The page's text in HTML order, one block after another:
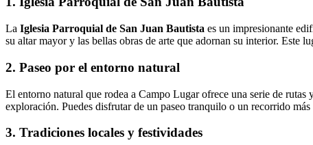
La Iglesia Parroquial de San Juan Bautista es un impresionante
su altar mayor y las bellas obras de arte que adornan su interior. Este
2. Paseo por el entorno natural
El entorno natural que rodea a Campo Lugar ofrece una serie de
exploración. Puedes disfrutar de un paseo tranquilo o un recorrido
3. Tradiciones locales y festividades